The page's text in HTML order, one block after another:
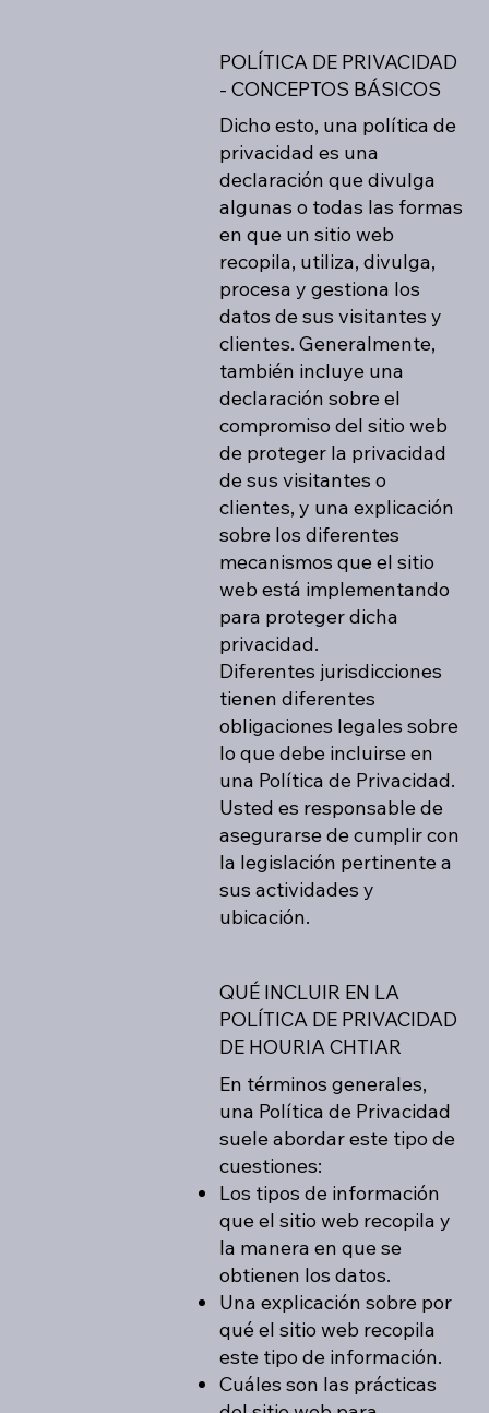
POLÍTICA DE PRIVACIDAD
- CONCEPTOS BÁSICOS
Dicho esto, una política de
privacidad es una
declaración que divulga
algunas o todas las formas
en que un sitio web
recopila, utiliza, divulga,
procesa y gestiona los
datos de sus visitantes y
clientes. Generalmente,
también incluye una
declaración sobre el
compromiso del sitio web
de proteger la privacidad
de sus visitantes o
clientes, y una explicación
sobre los diferentes
mecanismos que el sitio
web está implementando
para proteger dicha
privacidad.
Diferentes jurisdicciones
tienen diferentes
obligaciones legales sobre
lo que debe incluirse en
una Política de Privacidad.
Usted es responsable de
asegurarse de cumplir con
la legislación pertinente a
sus actividades y
ubicación.
QUÉ INCLUIR EN LA
POLÍTICA DE PRIVACIDAD
DE HOURIA CHTIAR
En términos generales,
una Política de Privacidad
suele abordar este tipo de
cuestiones:
Los tipos de información
que el sitio web recopila y
la manera en que se
obtienen los datos.
Una explicación sobre por
qué el sitio web recopila
este tipo de información.
Cuáles son las prácticas